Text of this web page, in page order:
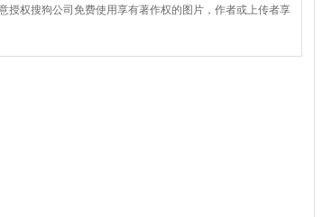
授权搜狗公司免费使用享有著作权的图片，作者或上传者享